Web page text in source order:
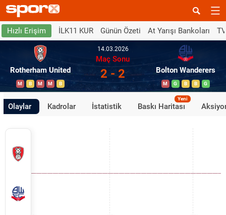
Hızlı Erişim İLK11 KUR Günün Özeti At Yarışı Bankoları
Rotherham United
M B M M B
14.03.2026
Maç Sonu
2 - 2 Bolton Wanderers
M G B B G
Olaylar Kadrolar İstatistik Baskı Haritası
Yeni